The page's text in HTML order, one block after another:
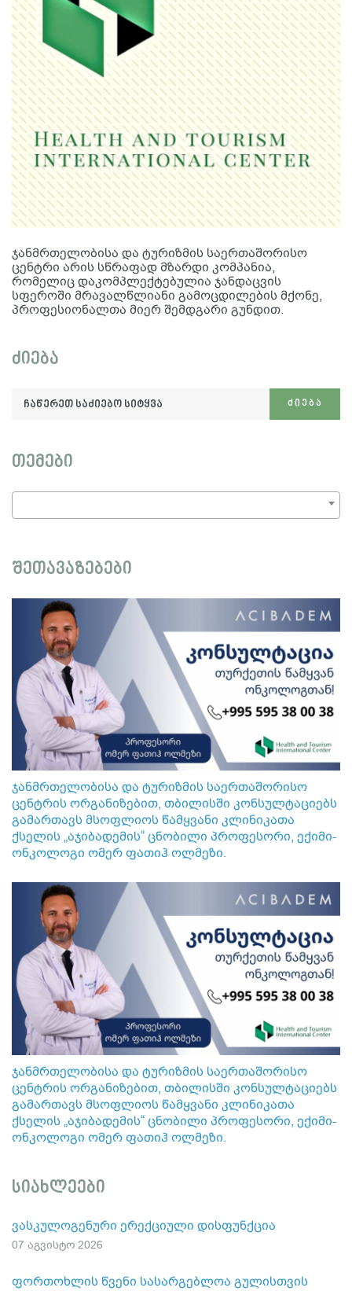
ჯანმრთელობისა და ტურიზმის საერთაშორისო
ცენტრი არის სწრაფად მზარდი კომპანია,
რომელიც დაკომპლექტებულია ჯანდაცვის
სფეროში მრავალწლიანი გამოცდილების მქონე,
პროფესიონალთა მიერ შემდგარი გუნდით.
ძიება
ჩაწერეთ
ᲫᲘᲔᲑᲐ
თემები
შეთავაზებები
ჯანმრთელობისა და ტურიზმის საერთაშორისო
ცენტრის ორგანიზებით, თბილისში კონსულტაციებს
გამართავს მსოფლიოს წამყვანი კლინიკათა
ქსელის „აჯიბადემის“ ცნობილი პროფესორი, ექიმი-
ონკოლოგი ომერ ფათიჰ ოლმეზი.
ჯანმრთელობისა და ტურიზმის საერთაშორისო
ცენტრის ორგანიზებით, თბილისში კონსულტაციებს
გამართავს მსოფლიოს წამყვანი კლინიკათა
ქსელის „აჯიბადემის“ ცნობილი პროფესორი, ექიმი-
ონკოლოგი ომერ ფათიჰ ოლმეზი.
სიახლეები
ვასკულოგენური ერექციული დისფუნქცია
07 აგვისტო 2026
ფორთოხლის წვენი სასარგებლოა გულისთვის